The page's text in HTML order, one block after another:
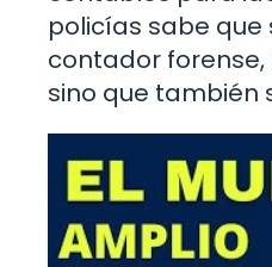
policías sabe
contador
sino que también